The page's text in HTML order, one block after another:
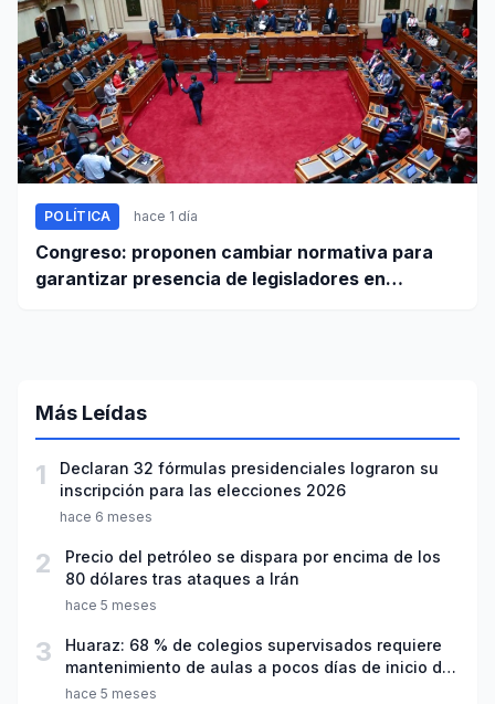
POLÍTICA hace 1 día
Congreso: proponen cambiar normativa para
garantizar presencia de legisladores en
Más Leídas
1
Declaran 32 fórmulas presidenciales lograron su
inscripción para las elecciones 2026
hace 6 meses
2
Precio del petróleo se dispara por encima de los
80 dólares tras ataques a Irán
hace 5 meses
3
Huaraz: 68 % de colegios supervisados requiere
mantenimiento de aulas a pocos días de inicio del
año escolar 2026
hace 5 meses